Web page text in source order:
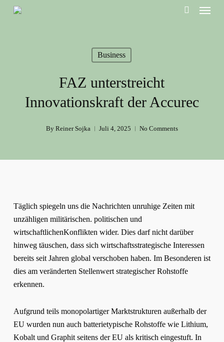
Skip
Business
FAZ unterstreicht
Innovationskraft der Accurec
By Reiner Sojka Juli 4, 2025 No Comments
Täglich spiegeln uns die Nachrichten unruhige Zeiten mit
unzähligen militärischen. politischen und
wirtschaftlichenKonflikten wider. Dies darf nicht darüber
hinweg täuschen, dass sich wirtschaftsstrategische Interessen
bereits seit Jahren global verschoben haben. Im Besonderen ist
dies am veränderten Stellenwert strategischer Rohstoffe
erkennen.
Aufgrund teils monopolartiger Marktstrukturen außerhalb der
EU wurden nun auch batterietypische Rohstoffe wie Lithium,
Kobalt und Graphit seitens der EU als kritisch eingestuft. In